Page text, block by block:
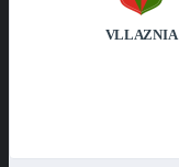
VLLAZNIA